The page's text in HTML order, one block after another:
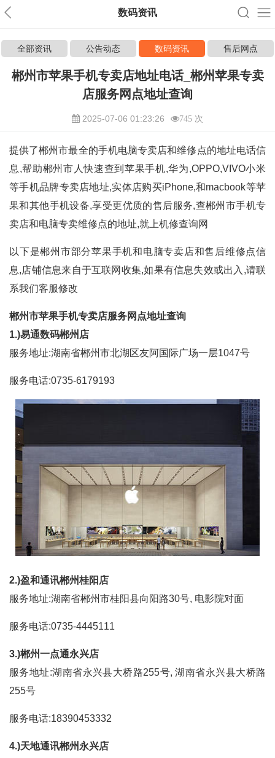
数码资讯
全部资讯 公告动态 数码资讯 售后网点
郴州市苹果手机专卖店地址电话_郴州苹果专卖
店服务网点地址查询
2025-07-06 01:23:26 745 次
提供了郴州市最全的手机电脑专卖店和维修点的地址电话信
息,帮助郴州市人快速查到苹果手机,华为,OPPO,VIVO小米
等手机品牌专卖店地址,实体店购买iPhone,和macbook等苹
果和其他手机设备,享受更优质的售后服务,查郴州市手机专
卖店和电脑专卖维修点的地址,就上机修查询网
以下是郴州市部分苹果手机和电脑专卖店和售后维修点信
息,店铺信息来自于互联网收集,如果有信息失效或出入,请联
系我们客服修改
郴州市苹果手机专卖店服务网点地址查询
1.)易通数码郴州店
服务地址:湖南省郴州市北湖区友阿国际广场一层1047号
服务电话:0735-6179193
2.)盈和通讯郴州桂阳店
服务地址:湖南省郴州市桂阳县向阳路30号, 电影院对面
服务电话:0735-4445111
3.)郴州一点通永兴店
服务地址:湖南省永兴县大桥路255号, 湖南省永兴县大桥路
255号
服务电话:18390453332
4.)天地通讯郴州永兴店